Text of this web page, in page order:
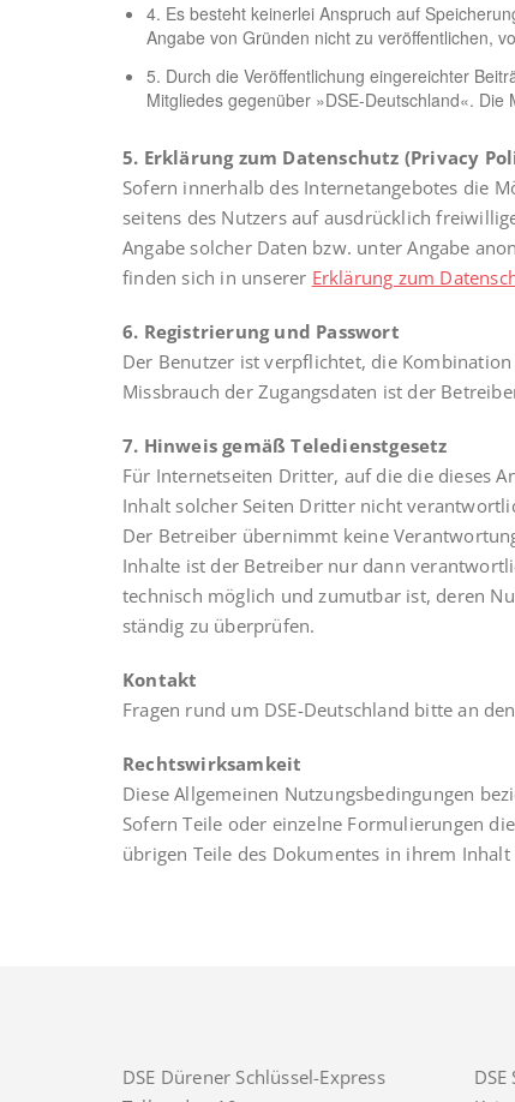
4. Es besteht keinerlei Anspruch auf
Angabe von Gründen nicht zu veröffentlichen,
5. Durch die Veröffentlichung eingereichter
Mitgliedes gegenüber »DSE-Deutschland«.
5. Erklärung zum Datenschutz (Privacy
Sofern innerhalb des Internetangebotes die
seitens des Nutzers auf ausdrücklich
Angabe solcher Daten bzw. unter Angabe
finden sich in unserer Erklärung zum
6. Registrierung und Passwort
Der Benutzer ist verpflichtet, die
Missbrauch der Zugangsdaten ist der
7. Hinweis gemäß Teledienstgesetz
Für Internetseiten Dritter, auf die die dieses
Inhalt solcher Seiten Dritter nicht
Der Betreiber übernimmt keine
Inhalte ist der Betreiber nur dann
technisch möglich und zumutbar ist, deren
ständig zu überprüfen.
Kontakt
Fragen rund um DSE-Deutschland bitte an den
Rechtswirksamkeit
Diese Allgemeinen Nutzungsbedingungen
Sofern Teile oder einzelne Formulierungen
übrigen Teile des Dokumentes in ihrem
DSE Dürener Schlüssel-Express